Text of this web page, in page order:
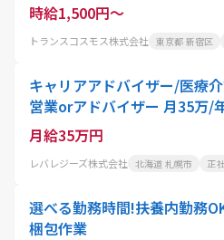
時給1,500円～
トランスコスモス株式会社 東京都 新宿区
キャリアアドバイザー/医療
営業orアドバイザー 月35万/
月給35万円
レバレジーズ株式会社 北海道 札幌市 正
選べる勤務時間!扶養内勤務
梱包作業